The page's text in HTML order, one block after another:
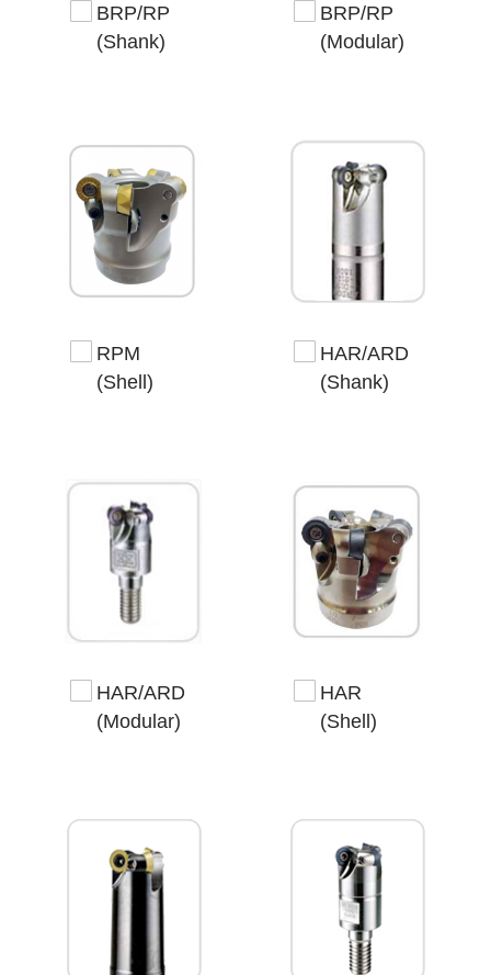
BRP/RP
(Shank)
BRP/RP
(Modular)
RPM
(Shell)
HAR/ARD
(Shank)
HAR/ARD
(Modular)
HAR
(Shell)